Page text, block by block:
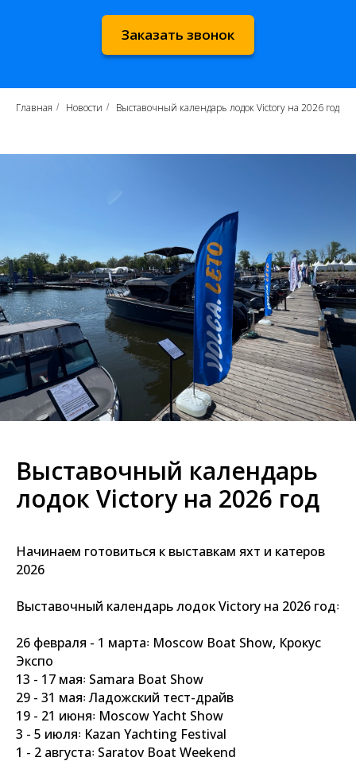
Заказать звонок
Главная / Новости / Выставочный календарь лодок Victory на 2026 год
Выставочный календарь
лодок Victory на 2026 год
Начинаем готовиться к выставкам яхт и катеров
2026
Выставочный календарь лодок Victory на 2026 год꞉
26 февраля - 1 марта꞉ Moscow Boat Show, Крокус
Экспо
13 - 17 мая꞉ Samara Boat Show
29 - 31 мая꞉ Ладожский тест-драйв
19 - 21 июня꞉ Moscow Yacht Show
3 - 5 июля꞉ Kazan Yachting Festival
1 - 2 августа꞉ Saratov Boat Weekend